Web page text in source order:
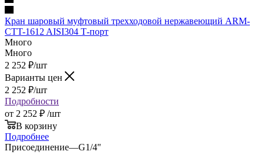
Кран шаровый муфтовый трехходовой нержавеющий ARM-
CTT-1612 AISI304 Т-порт
Много
Много
2 252 ₽/шт
Варианты цен
2 252 ₽/шт
Подробности
от 2 252 ₽ /шт
В корзину
Подробнее
Присоединение—G1/4"